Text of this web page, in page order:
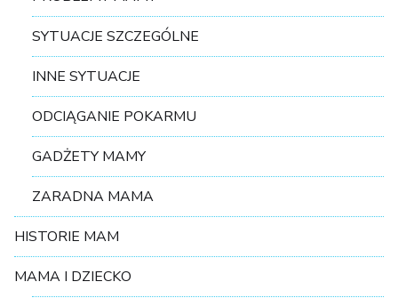
SYTUACJE SZCZEGÓLNE
INNE SYTUACJE
ODCIĄGANIE POKARMU
GADŻETY MAMY
ZARADNA MAMA
HISTORIE MAM
MAMA I DZIECKO